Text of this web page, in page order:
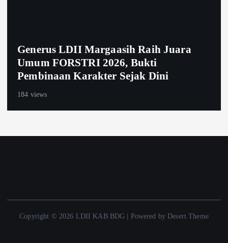
Generus LDII Margaasih Raih Juara
Umum FORSTRI 2026, Bukti
Pembinaan Karakter Sejak Dini
184 views
Copyright © 2026 LDII KAB BDG | Powered by Desert Theme